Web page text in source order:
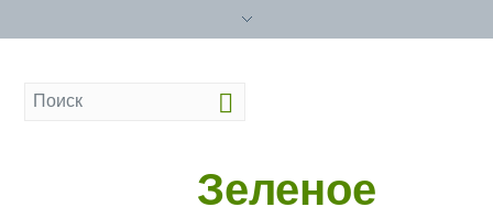
Зеленое